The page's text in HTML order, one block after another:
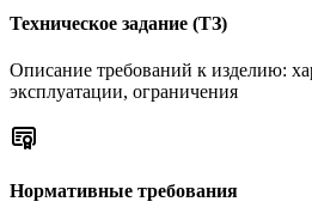
Техническое задание (ТЗ)
Описание требований к изделию:
эксплуатации, ограничения
Нормативные требования